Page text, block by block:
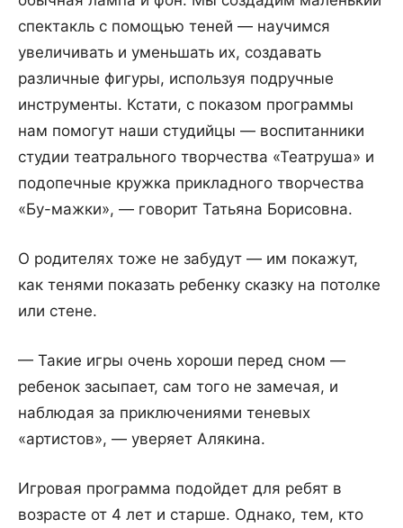
спектакль с помощью теней — научимся
увеличивать и уменьшать их, создавать
различные фигуры, используя подручные
инструменты. Кстати, с показом программы
нам помогут наши студийцы — воспитанники
студии театрального творчества «Театруша» и
подопечные кружка прикладного творчества
«Бу-мажки», — говорит Татьяна Борисовна.
О родителях тоже не забудут — им покажут,
как тенями показать ребенку сказку на потолке
или стене.
— Такие игры очень хороши перед сном —
ребенок засыпает, сам того не замечая, и
наблюдая за приключениями теневых
«артистов», — уверяет Алякина.
Игровая программа подойдет для ребят в
возрасте от 4 лет и старше. Однако, тем, кто